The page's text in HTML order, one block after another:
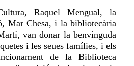
Raquel Mengual, la
Mar Chesa, i la bibliotecària
van donar la benvinguda
i les seues famílies, i els
de la Biblioteca